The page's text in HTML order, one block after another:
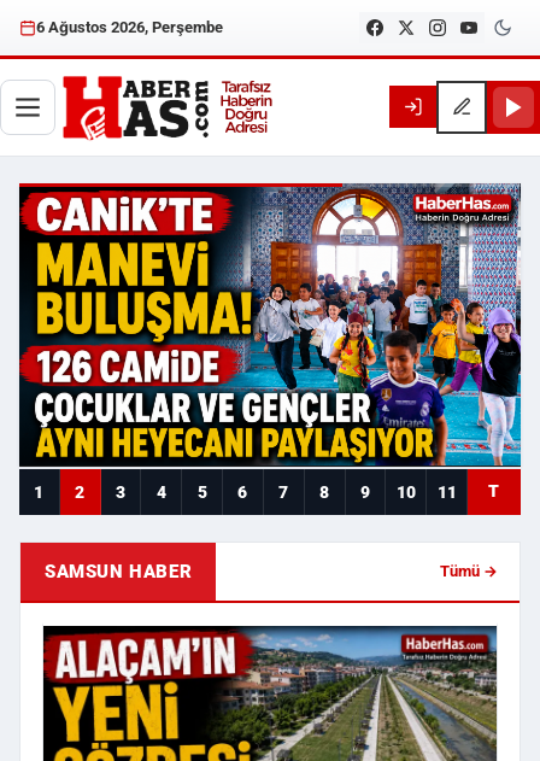
6 Ağustos 2026, Perşembe
Haberhas — Samsun Son
1 2 3 4 5 6 7 8 9 10 11 T
SAMSUN HABER Tümü →